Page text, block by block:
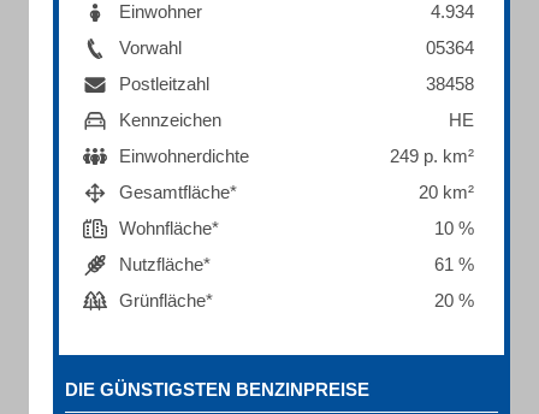
Einwohner
4.934
Vorwahl
05364
Postleitzahl
38458
Kennzeichen
HE
Einwohnerdichte
249 p. km²
Gesamtfläche*
20 km²
Wohnfläche*
10 %
Nutzfläche*
61 %
Grünfläche*
20 %
DIE GÜNSTIGSTEN BENZINPREISE